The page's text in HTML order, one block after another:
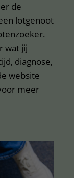
de
lotgenoot
wat jij
diagnose,
website
meer